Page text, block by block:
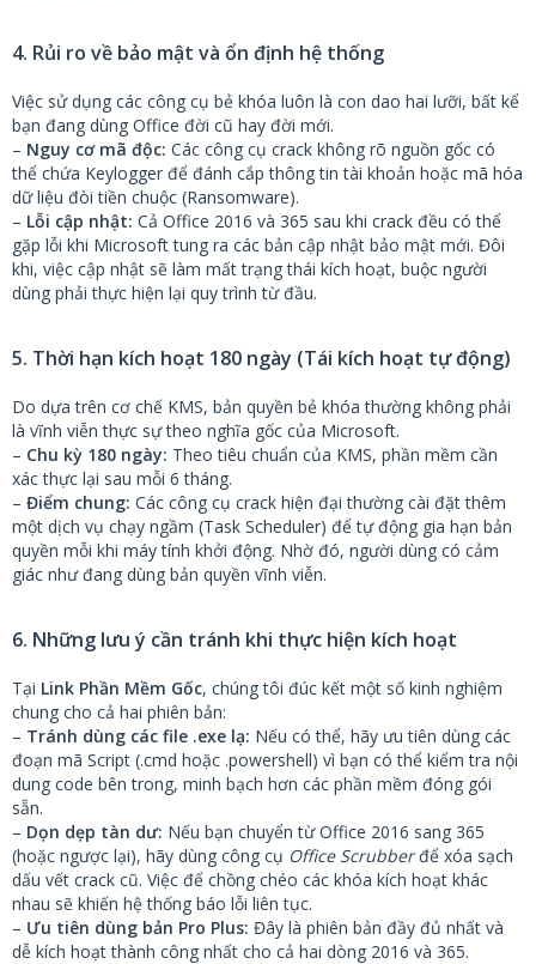
4. Rủi ro về bảo mật và ổn định hệ thống
Việc sử dụng các công cụ bẻ khóa luôn là con dao hai lưỡi, bất kể
bạn đang dùng Office đời cũ hay đời mới.
– Nguy cơ mã độc: Các công cụ crack không rõ nguồn gốc có
thể chứa Keylogger để đánh cắp thông tin tài khoản hoặc mã hóa
dữ liệu đòi tiền chuộc (Ransomware).
– Lỗi cập nhật: Cả Office 2016 và 365 sau khi crack đều có thể
gặp lỗi khi Microsoft tung ra các bản cập nhật bảo mật mới. Đôi
khi, việc cập nhật sẽ làm mất trạng thái kích hoạt, buộc người
dùng phải thực hiện lại quy trình từ đầu.
5. Thời hạn kích hoạt 180 ngày (Tái kích hoạt tự động)
Do dựa trên cơ chế KMS, bản quyền bẻ khóa thường không phải
là vĩnh viễn thực sự theo nghĩa gốc của Microsoft.
– Chu kỳ 180 ngày: Theo tiêu chuẩn của KMS, phần mềm cần
xác thực lại sau mỗi 6 tháng.
– Điểm chung: Các công cụ crack hiện đại thường cài đặt thêm
một dịch vụ chạy ngầm (Task Scheduler) để tự động gia hạn bản
quyền mỗi khi máy tính khởi động. Nhờ đó, người dùng có cảm
giác như đang dùng bản quyền vĩnh viễn.
6. Những lưu ý cần tránh khi thực hiện kích hoạt
Tại Link Phần Mềm Gốc, chúng tôi đúc kết một số kinh nghiệm
chung cho cả hai phiên bản:
– Tránh dùng các file .exe lạ: Nếu có thể, hãy ưu tiên dùng các
đoạn mã Script (.cmd hoặc .powershell) vì bạn có thể kiểm tra nội
dung code bên trong, minh bạch hơn các phần mềm đóng gói
sẵn.
– Dọn dẹp tàn dư: Nếu bạn chuyển từ Office 2016 sang 365
(hoặc ngược lại), hãy dùng công cụ Office Scrubberđể xóa sạch
dấu vết crack cũ. Việc để chồng chéo các khóa kích hoạt khác
nhau sẽ khiến hệ thống báo lỗi liên tục.
– Ưu tiên dùng bản Pro Plus: Đây là phiên bản đầy đủ nhất và
dễ kích hoạt thành công nhất cho cả hai dòng 2016 và 365.